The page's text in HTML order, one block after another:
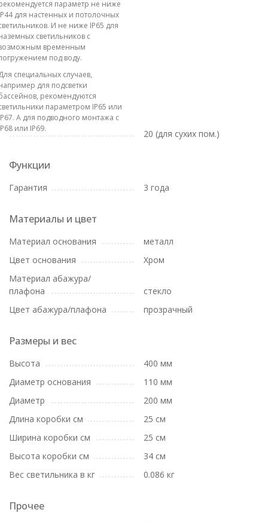
параметр не ниже
для настенных и потолочных
И не ниже IP65 для
светильников с
временным
под воду.
специальных случаев,
для подсветки
рекомендуются
параметром IP65 или
А для подводного монтажа с
или IP69.
20 (для сухих пом.)
Функции
Гарантия 3 года
Материалы и цвет
Материал основания
металл
Цвет основания
Хром
Материал абажура/
плафона
стекло
Цвет абажура/плафона
прозрачный
Размеры и вес
Высота
400 мм
Диаметр основания
110 мм
Диаметр
200 мм
Длина коробки см
25 см
Ширина коробки см
25 см
Высота коробки см
34 см
Вес светильника в кг
0.086 кг
Прочее